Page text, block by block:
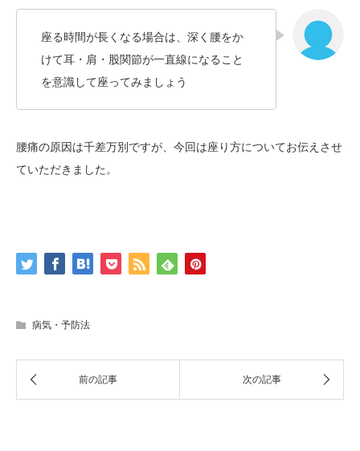
座る時間が長くなる場合は、深く腰をか
けて耳・肩・股関節が一直線になること
を意識して座ってみましょう
腰痛の原因は千差万別ですが、今回は座り方についてお伝えさせ
ていただきました。
病気・予防法